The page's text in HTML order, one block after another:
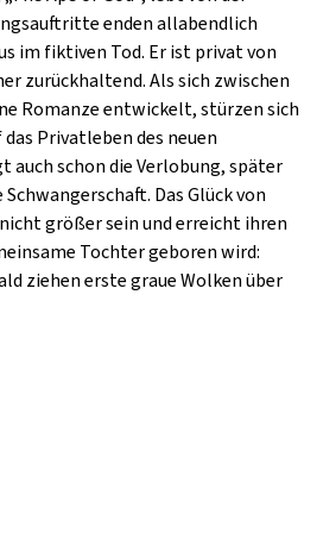
enden allabendlich
im fiktiven Tod. Er ist privat von
zurückhaltend. Als sich zwischen
Romanze entwickelt, stürzen sich
Privatleben des neuen
auch schon die Verlobung, später
Das Glück von
größer sein und erreicht ihren
Tochter geboren wird:
ziehen erste graue Wolken über